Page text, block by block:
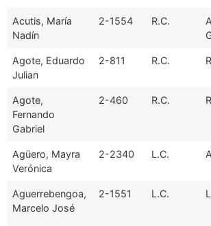
Acutis, María
Nadín
2-1554 R.C.
Agote, Eduardo
Julian
2-811 R.C.
Agote,
Fernando
Gabriel
2-460 R.C.
Agüero, Mayra
Verónica
2-2340 L.C.
Aguerrebengoa,
Marcelo José
2-1551 L.C.